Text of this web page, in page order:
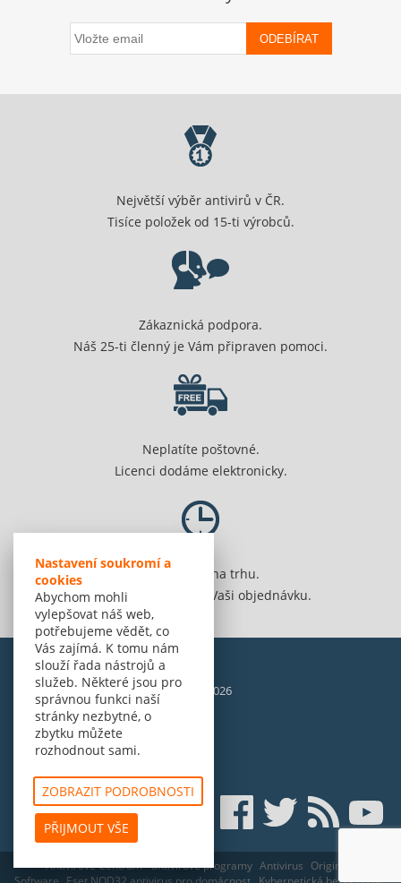
Nastavení soukromí a
cookies
Abychom mohli
vylepšovat náš web,
potřebujeme vědět, co
Vás zajímá. K tomu nám
slouží řada nástrojů a
služeb. Některé jsou pro
správnou funkci naší
stránky nezbytné, o
zbytku můžete
rozhodnout sami.
ZOBRAZIT PODROBNOSTI
PŘIJMOUT VŠE
ODEBÍRAT
Největší výběr antivirů v ČR.
Tisíce položek od 15-ti výrobců.
Zákaznická podpora.
Náš 25-ti členný je Vám připraven pomoci.
Neplatíte poštovné.
Licenci dodáme elektronicky.
Jsme 20 let na trhu.
Spolehlivě vyřídíme Vaši objednávku.
© Amenit Software Solutions, 1998 - 2026
Powered bynopCommerce
Antivirové Centrum - antivirové programy Antivirus Originální